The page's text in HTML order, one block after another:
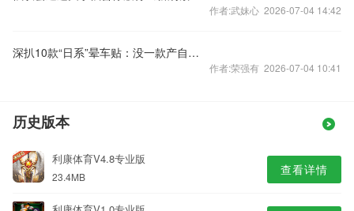
作者:武妹心 2026-07-04 14:42
深扒10款“日系”晕车贴：没一款产自日本，部分比国产贵近10倍
作者:荣强有 2026-07-04 10:41
历史版本
利康体育V4.8专业版
23.4MB 查看详情